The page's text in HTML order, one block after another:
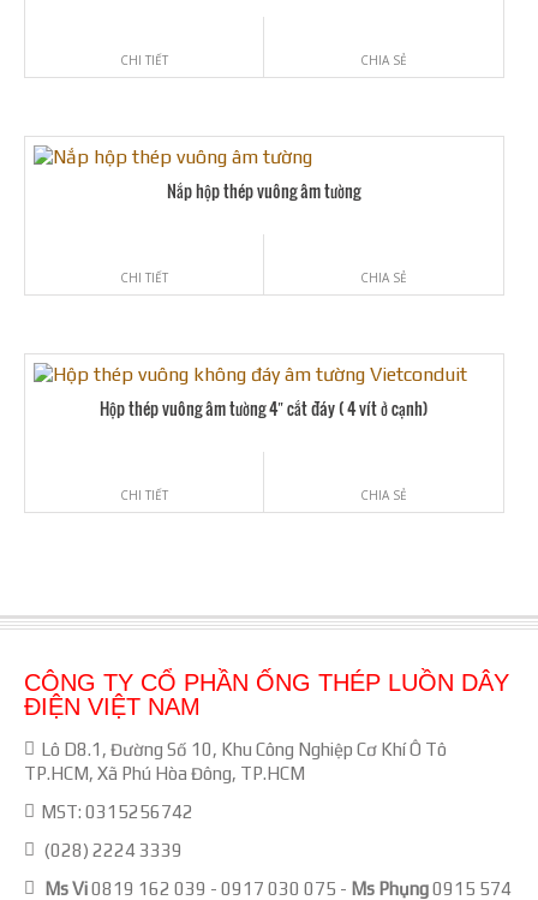
CHI TIẾT CHIA SẺ
Nắp hộp thép vuông âm tường
CHI TIẾT CHIA SẺ
Hộp thép vuông âm tường 4″ cắt đáy ( 4 vít ở cạnh)
CHI TIẾT CHIA SẺ
CÔNG TY CỔ PHẦN ỐNG THÉP LUỒN DÂY
ĐIỆN VIỆT NAM
Lô D8.1, Đường Số 10, Khu Công Nghiệp Cơ Khí Ô Tô
TP.HCM, Xã Phú Hòa Đông, TP.HCM
MST: 0315256742
(028) 2224 3339
Ms Vi0819 162 039 - 0917 030 075 - Ms Phụng0915 574